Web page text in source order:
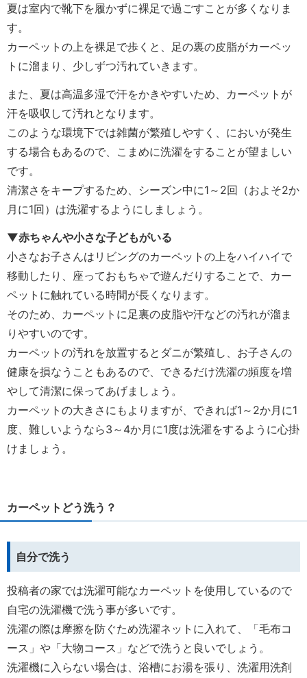
夏は室内で靴下を履かずに裸足で過ごすことが多くなりま
す。
カーペットの上を裸足で歩くと、足の裏の皮脂がカーペッ
トに溜まり、少しずつ汚れていきます。
また、夏は高温多湿で汗をかきやすいため、カーペットが
汗を吸収して汚れとなります。
このような環境下では雑菌が繁殖しやすく、においが発生
する場合もあるので、こまめに洗濯をすることが望ましい
です。
清潔さをキープするため、シーズン中に1～2回（およそ2か
月に1回）は洗濯するようにしましょう。
▼赤ちゃんや小さな子どもがいる
小さなお子さんはリビングのカーペットの上をハイハイで
移動したり、座っておもちゃで遊んだりすることで、カー
ペットに触れている時間が長くなります。
そのため、カーペットに足裏の皮脂や汗などの汚れが溜ま
りやすいのです。
カーペットの汚れを放置するとダニが繁殖し、お子さんの
健康を損なうこともあるので、できるだけ洗濯の頻度を増
やして清潔に保ってあげましょう。
カーペットの大きさにもよりますが、できれば1～2か月に1
度、難しいようなら3～4か月に1度は洗濯をするように心掛
けましょう。
カーペットどう洗う？
自分で洗う
投稿者の家では洗濯可能なカーペットを使用しているので
自宅の洗濯機で洗う事が多いです。
洗濯の際は摩擦を防ぐため洗濯ネットに入れて、「毛布コ
ース」や「大物コース」などで洗うと良いでしょう。
洗濯機に入らない場合は、浴槽にお湯を張り、洗濯用洗剤